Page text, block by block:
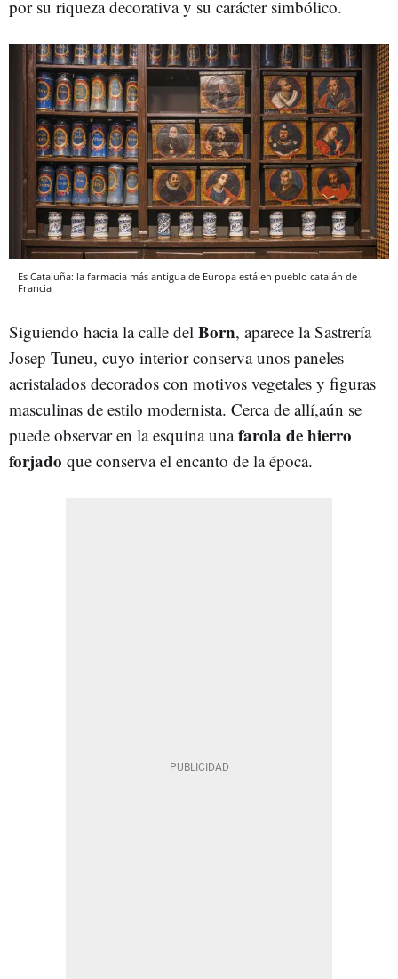
por su riqueza decorativa y su carácter simbólico.
Es Cataluña: la farmacia más antigua de Europa está en pueblo catalán de
Francia
Siguiendo hacia la calle del Born, aparece la Sastrería
Josep Tuneu, cuyo interior conserva unos paneles
acristalados decorados con motivos vegetales y figuras
masculinas de estilo modernista. Cerca de allí,aún se
puede observar en la esquina unafarola de hierro
forjado que conserva el encanto de la época.